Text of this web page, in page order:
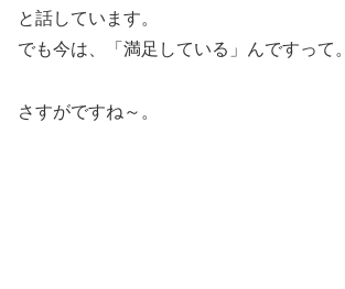
と話しています。
でも今は、「満足している」んですって。
さすがですね～。